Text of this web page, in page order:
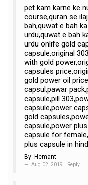
pet kam karne ke
course,quran se
bah,quwat e bah
urdu,quwat e bah
urdu onlife gold
capsule,original
with gold
capsules
gold power oil
capsul,pawar
capsule,pill
capsule,power
gold
capsule,power
capsule for
plus capsule in
By: Hemant
Aug 02, 2019 Reply